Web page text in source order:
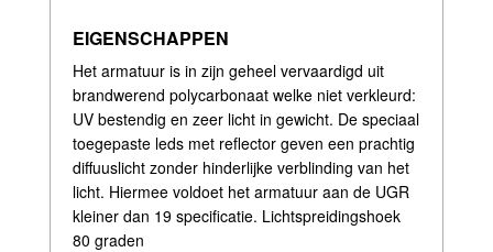
EIGENSCHAPPEN
Het armatuur is in zijn geheel vervaardigd uit
brandwerend polycarbonaat welke niet verkleurd:
UV bestendig en zeer licht in gewicht. De speciaal
toegepaste leds met reflector geven een prachtig
diffuuslicht zonder hinderlijke verblinding van het
licht. Hiermee voldoet het armatuur aan de UGR
kleiner dan 19 specificatie. Lichtspreidingshoek
80 graden